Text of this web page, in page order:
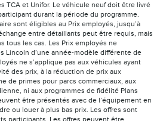
TCA et Unifor. Le véhicule neuf doit être livré
durant la période du programme.
sont éligibles au Prix employés, jusqu’à
entre détaillants peut être requis, mais
tous les cas. Les Prix employés ne
Lincoln d’une année-modèle différente de
ne s’applique pas aux véhicules ayant
des prix, à la réduction de prix aux
de primes pour parcs commerciaux, aux
ni aux programmes de fidélité Plans
être présentés avec de l’équipement en
ou louer à plus bas prix. Les offres sont
participants. Les offres peuvent être